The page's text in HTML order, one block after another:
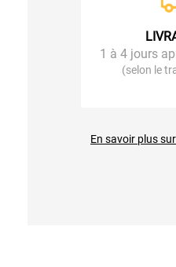
1 à 4 jours
(selon le
En savoir plus